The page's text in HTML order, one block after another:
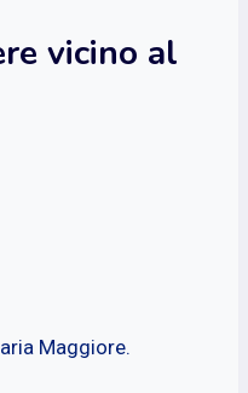
vicino al
Maggiore.